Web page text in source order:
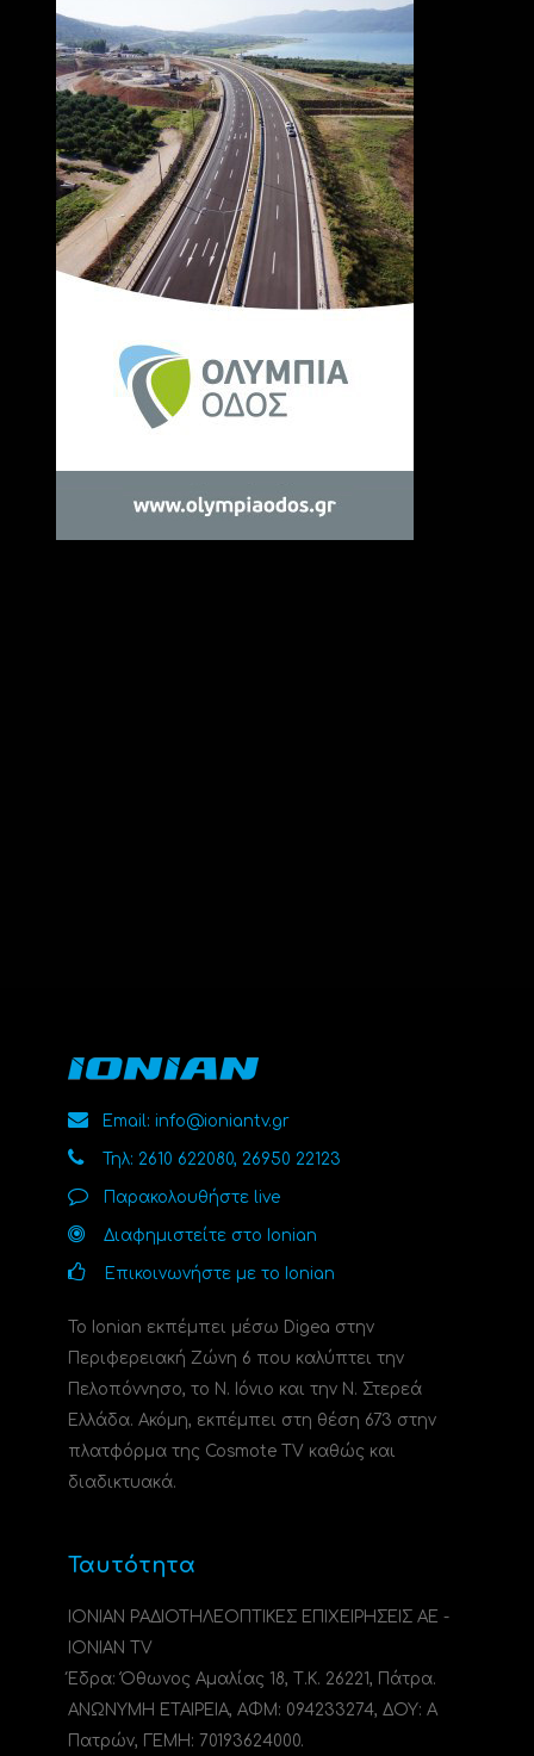
Email: info@ioniantv.gr
Τηλ: 2610 622080, 26950 22123
Παρακολουθήστε live
Διαφημιστείτε στο Ionian
Επικοινωνήστε με το Ionian
Το Ionian εκπέμπει μέσω Digea στην
Περιφερειακή Ζώνη 6 που καλύπτει την
Πελοπόννησο, το N. Ιόνιο και την Ν. Στερεά
Ελλάδα. Ακόμη, εκπέμπει στη θέση 673 στην
πλατφόρμα της Cosmote TV καθώς και
διαδικτυακά.
Ταυτότητα
ΙΟΝΙΑΝ ΡΑΔΙΟΤΗΛΕΟΠΤΙΚΕΣ ΕΠΙΧΕΙΡΗΣΕΙΣ ΑΕ -
IONIAN TV
Έδρα: Όθωνος Αμαλίας 18, Τ.Κ. 26221, Πάτρα.
ΑΝΩΝΥΜΗ ΕΤΑΙΡΕΙΑ, ΑΦΜ: 094233274, ΔΟΥ: A
Πατρών, ΓΕΜΗ: 70193624000.